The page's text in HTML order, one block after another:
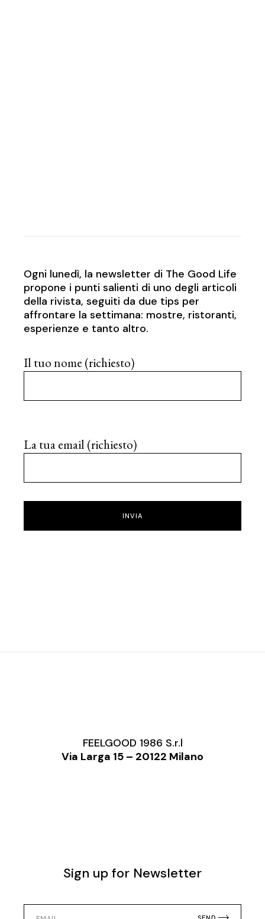
Ogni lunedì, la newsletter di The Good Life
propone i punti salienti di uno degli articoli
della rivista, seguiti da due tips per
affrontare la settimana: mostre, ristoranti,
esperienze e tanto altro.
Il tuo nome (richiesto)
La tua email (richiesto)
INVIA
FEELGOOD 1986 S.r.l
Via Larga 15 – 20122 Milano
Sign up for Newsletter